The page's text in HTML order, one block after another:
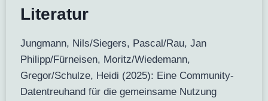
Literatur
Jungmann, Nils/Siegers, Pascal/Rau, Jan
Philipp/Fürneisen, Moritz/Wiedemann,
Gregor/Schulze, Heidi (2025): Eine Community-
Datentreuhand für die gemeinsame Nutzung